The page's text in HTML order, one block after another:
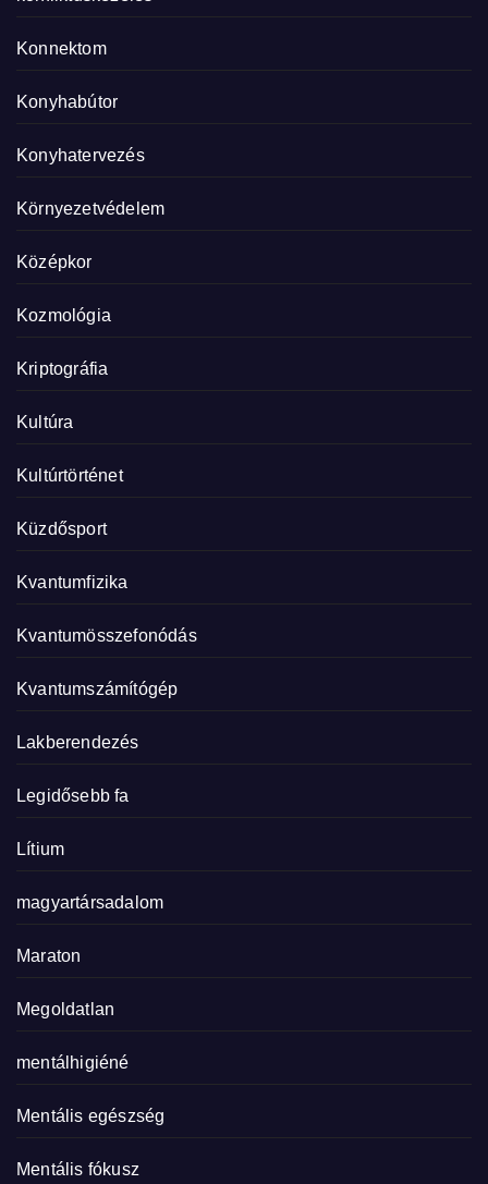
Konnektom
Konyhabútor
Konyhatervezés
Környezetvédelem
Középkor
Kozmológia
Kriptográfia
Kultúra
Kultúrtörténet
Küzdősport
Kvantumfizika
Kvantumösszefonódás
Kvantumszámítógép
Lakberendezés
Legidősebb fa
Lítium
magyartársadalom
Maraton
Megoldatlan
mentálhigiéné
Mentális egészség
Mentális fókusz